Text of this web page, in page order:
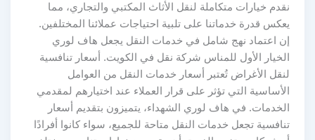
نقدم خيارات متكاملة لنقل الأثاث المكتبي والتجاري، مما
يعكس قدرة خدماتنا على تلبية احتياجات عملائنا المختلفين.
إن اعتماد نهج شامل في خدمات النقل يجعل هاف لوري
الخيار الأول للمناس شركة نقل في الكويت. أسعار تنافسية
لنقل الأغراض تُعتبر أسعار خدمات النقل من العوامل
الأساسية التي تؤثر على قرار العملاء عند اختيارهم لمقدمي
الخدمات. في هاف لوري الشهداء، يتميزون بتقديم أسعار
تنافسية تجعل خدمات النقل متاحة للجميع، سواء كانوا أفرادًا